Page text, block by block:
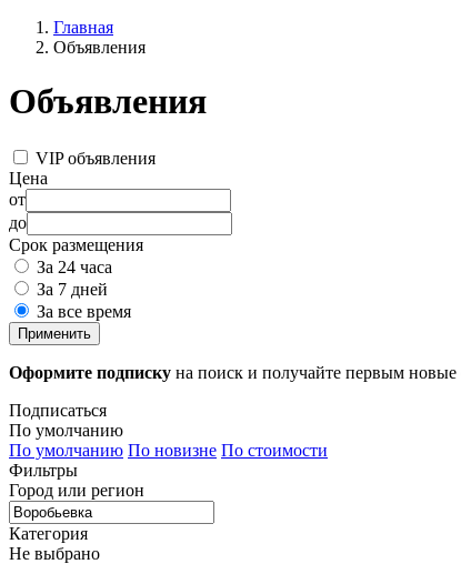
Главная
Объявления
Объявления
VIP объявления
Цена
от
до
Срок размещения
За 24 часа
За 7 дней
За все время
Применить
Оформите подписку на поиск и получайте первым
Подписаться
По умолчанию
По умолчанию По новизне По стоимости
Фильтры
Город или регион
Категория
Не выбрано